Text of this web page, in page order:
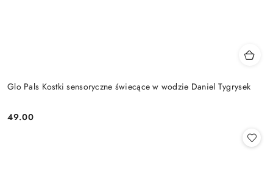
Glo Pals Kostki sensoryczne świecące w wodzie Daniel Tygrysek
Cena:
49.00